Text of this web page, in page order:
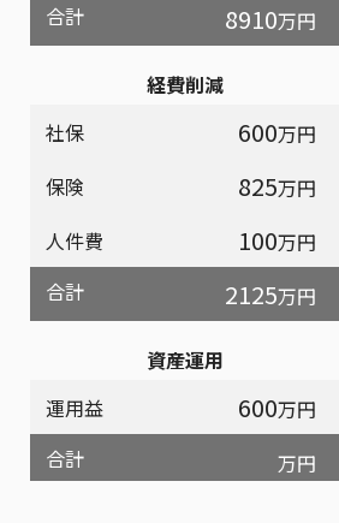
合計
8910万円
経費削減
社保
600万円
保険
825万円
人件費
100万円
合計
2125万円
資産運用
運用益
600万円
合計
万円